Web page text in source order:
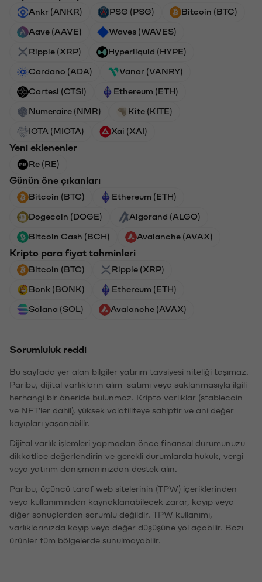
Ankr (ANKR) PSG (PSG) Bitcoin (BTC)
Aave (AAVE) Waves (WAVES)
Ripple (XRP) Hyperliquid (HYPE)
Cardano (ADA) Vanar (VANRY)
Cartesi (CTSI) Ethereum (ETH)
Numeraire (NMR) Kite (KITE)
IOTA (MIOTA) Xai (XAI)
Yeni eklenenler
Re (RE)
Günün öne çıkanları
Bitcoin (BTC) Ethereum (ETH)
Dogecoin (DOGE) Algorand (ALGO)
Bitcoin Cash (BCH) Avalanche (AVAX)
Kripto para fiyat tahminleri
Bitcoin (BTC) Ripple (XRP)
Bonk (BONK) Ethereum (ETH)
Solana (SOL) Avalanche (AVAX)
Sorumluluk reddi
Bu sayfada yer alan bilgiler yatırım tavsiyesi niteliği taşımaz.
Paribu, dijital varlıkların alım-satımı veya saklanmasıyla ilgili
herhangi bir öneride bulunmaz. Kripto varlıklar (stablecoin
ve NFT'ler dahil), yüksek volatiliteye sahiptir ve ani değer
kayıpları yaşanabilir.
Dijital varlık işlemleri yapmadan önce finansal durumunuzu
dikkatlice değerlendirin ve gerekli durumlarda hukuk, vergi
veya yatırım danışmanınızdan destek alın.
Paribu, üçüncü taraf web sitelerinin (TPW) içeriklerinden
veya kullanımından kaynaklanabilecek zarar, kayıp veya
diğer sonuçlardan sorumlu değildir. TPW kullanımı,
varlıklarınızda kayıp veya değer düşüşüne yol açabilir. Bazı
ürünler tüm bölgelerde sunulmayabilir.